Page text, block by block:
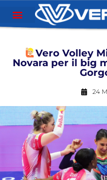
Vero Volley
Novara per il big
24